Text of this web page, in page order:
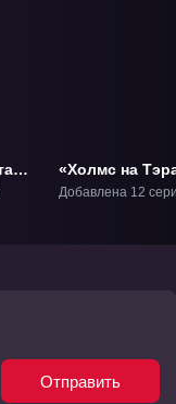
«Холмс на
Сандзё,
Добавлена 12
Отправить